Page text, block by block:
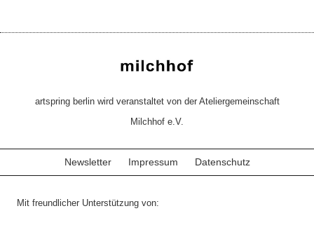
artspring berlin wird veranstaltet von der Ateliergemeinschaft
Milchhof e.V.
Newsletter Impressum Datenschutz
Mit freundlicher Unterstützung von: